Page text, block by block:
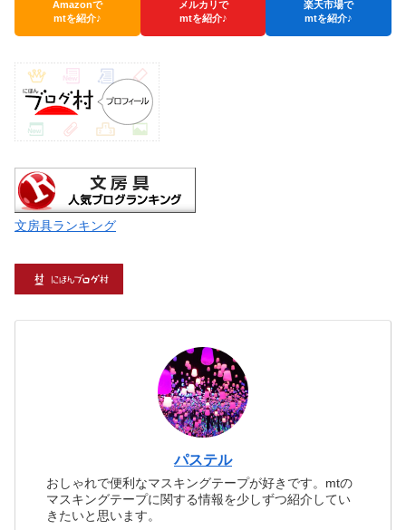
Amazonで
mtを紹介♪
メルカリで
mtを紹介♪
楽天市場で
mtを紹介♪
文房具ランキング
パステル
おしゃれで便利なマスキングテープが好きです。mtの
マスキングテープに関する情報を少しずつ紹介してい
きたいと思います。